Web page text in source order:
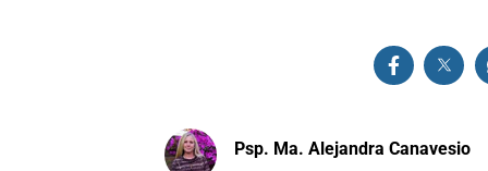
Psp. Ma. Alejandra Canavesio